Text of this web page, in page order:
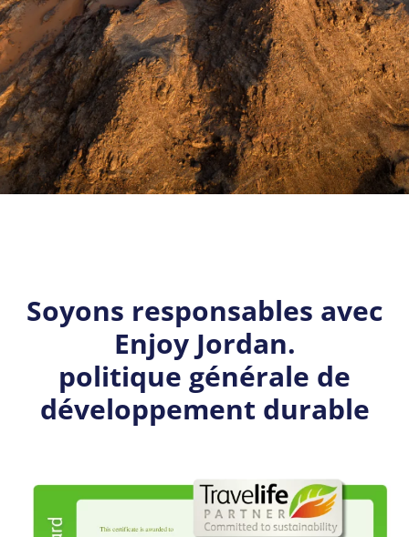
Soyons responsables avec
Enjoy Jordan.
politique générale de
développement durable